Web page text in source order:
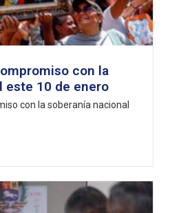
con la
este 10 de enero
con la soberanía nacional